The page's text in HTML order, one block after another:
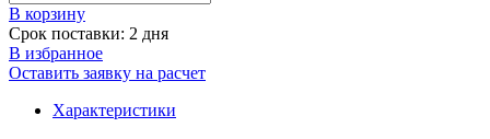
В корзинy
Срок поставки: 2 дня
В избранное
Оставить заявку на расчет
Характеристики